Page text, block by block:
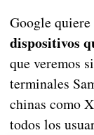
Google
dispositivos
que veremos
terminales
chinas como
todos los